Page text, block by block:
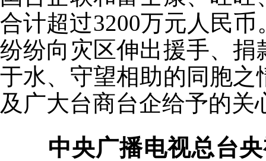
合计超过3200万元人民
纷纷向灾区伸出援手、
于水、守望相助的同胞
及广大台商台企给予的关
中央广播电视总台